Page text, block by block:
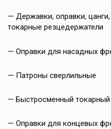
— Державки, оправки,
токарные резцедержатели
— Оправки для насадных
— Патроны сверлильные
— Быстросменный токарный
— Оправки для концевых